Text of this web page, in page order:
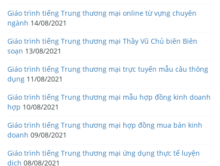
Giáo trình tiếng Trung thương mại online từ vựng chuyên
ngành 14/08/2021
Giáo trình tiếng Trung thương mại Thầy Vũ Chủ biên Biên
soạn 13/08/2021
Giáo trình tiếng Trung thương mại trực tuyến mẫu câu thông
dụng 11/08/2021
Giáo trình tiếng Trung thương mại mẫu hợp đồng kinh doanh
hợp 10/08/2021
Giáo trình tiếng Trung thương mại hợp đồng mua bán kinh
doanh 09/08/2021
Giáo trình tiếng Trung thương mại ứng dụng thực tế luyện
dịch 08/08/2021